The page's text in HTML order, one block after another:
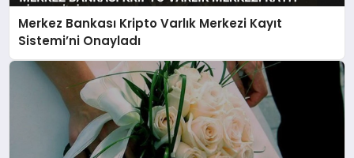
Merkez Bankası Kripto Varlık Merkezi Kayıt
Sistemi’ni Onayladı